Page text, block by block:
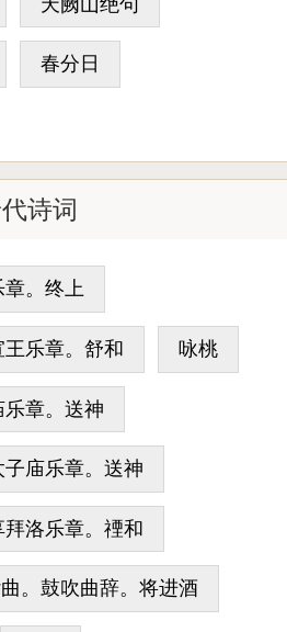
春分日
诗词
。终上
乐章。舒和 咏桃
章。送神
庙乐章。送神
洛乐章。禋和
。鼓吹曲辞。将进酒